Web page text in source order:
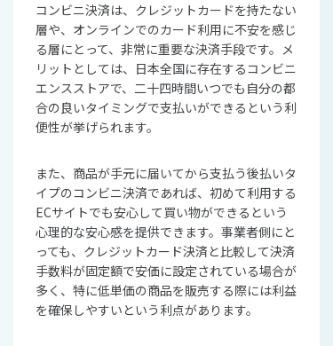
コンビニ決済は、クレジットカードを持たない
層や、オンラインでのカード利用に不安を感じ
る層にとって、非常に重要な決済手段です。メ
リットとしては、日本全国に存在するコンビニ
エンスストアで、二十四時間いつでも自分の都
合の良いタイミングで支払いができるという利
便性が挙げられます。
また、商品が手元に届いてから支払う後払いタ
イプのコンビニ決済であれば、初めて利用する
ECサイトでも安心して買い物ができるという
心理的な安心感を提供できます。事業者側にと
っても、クレジットカード決済と比較して決済
手数料が固定額で安価に設定されている場合が
多く、特に低単価の商品を販売する際には利益
を確保しやすいという利点があります。